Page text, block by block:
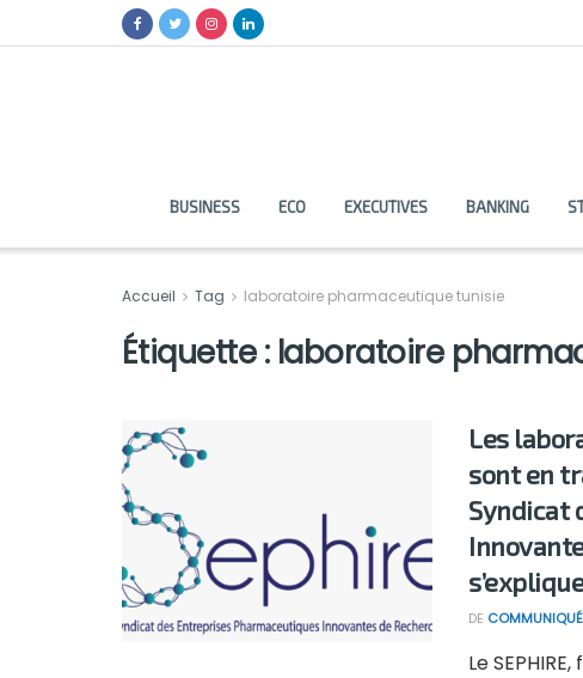
BUSINESS ECO EXECUTIVES BANKING
Accueil Tag laboratoire pharmaceutique tunisie
Étiquette : laboratoire
Les
sont en
Syndicat
DE COMMUNIQUÉ
Le